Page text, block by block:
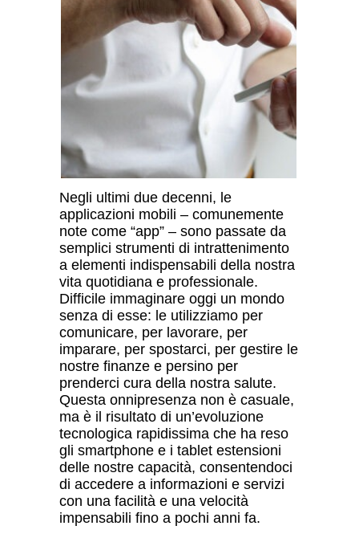
Negli ultimi due decenni, le
applicazioni mobili – comunemente
note come “app” – sono passate da
semplici strumenti di intrattenimento
a elementi indispensabili della nostra
vita quotidiana e professionale.
Difficile immaginare oggi un mondo
senza di esse: le utilizziamo per
comunicare, per lavorare, per
imparare, per spostarci, per gestire le
nostre finanze e persino per
prenderci cura della nostra salute.
Questa onnipresenza non è casuale,
ma è il risultato di un’evoluzione
tecnologica rapidissima che ha reso
gli smartphone e i tablet estensioni
delle nostre capacità, consentendoci
di accedere a informazioni e servizi
con una facilità e una velocità
impensabili fino a pochi anni fa.